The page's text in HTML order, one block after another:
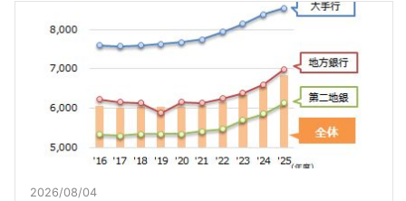
2026/08/04